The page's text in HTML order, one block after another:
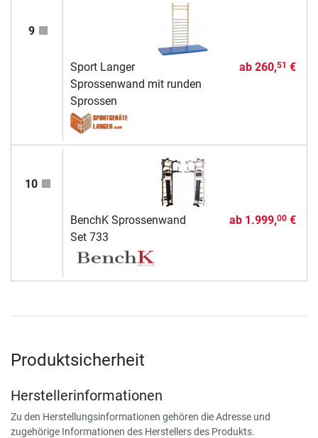
9
Sport Langer
Sprossenwand mit runden
Sprossen
ab 260,51 €
10
BenchK Sprossenwand
Set 733
ab 1.999,00€
Produktsicherheit
Herstellerinformationen
Zu den Herstellungsinformationen gehören die Adresse und
zugehörige Informationen des Herstellers des Produkts.